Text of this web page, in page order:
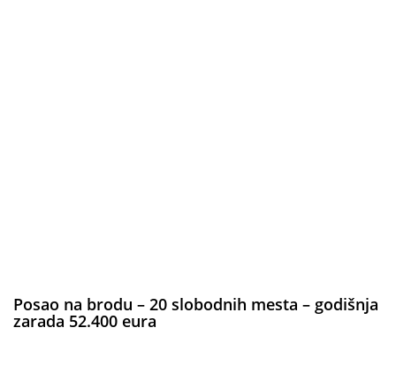
Posao na brodu – 20 slobodnih mesta – godišnja
zarada 52.400 eura